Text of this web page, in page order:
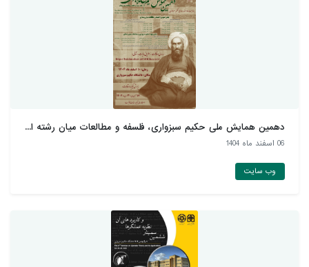
دهمین همایش ملی حکیم سبزواری، فلسفه و مطالعات میان رشته ا...
06 اسفند ماه 1404
وب سایت